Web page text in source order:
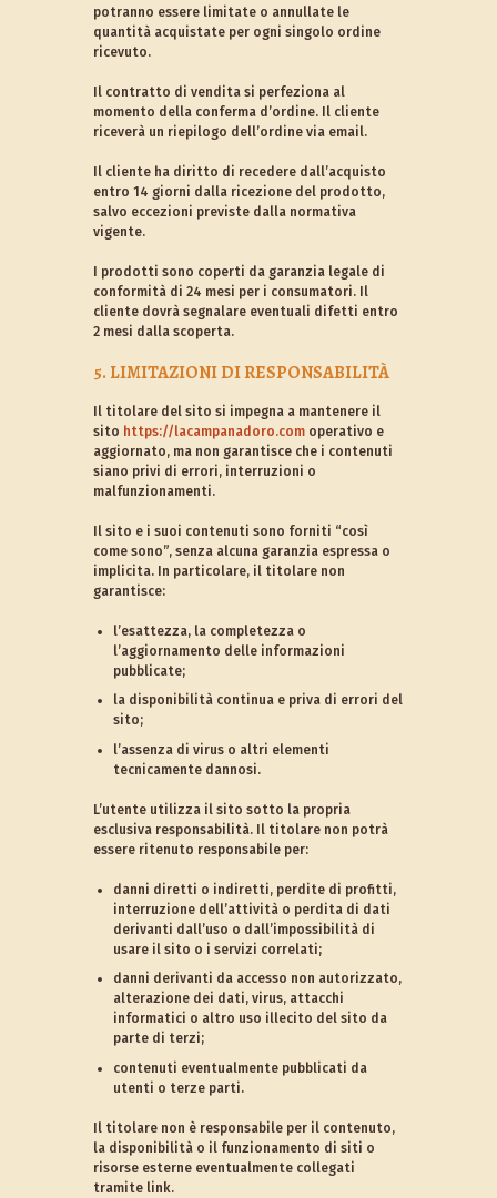
potranno essere limitate o annullate le
quantità acquistate per ogni singolo ordine
ricevuto.
Il contratto di vendita si perfeziona al
momento della conferma d’ordine. Il cliente
riceverà un riepilogo dell’ordine via email.
Il cliente ha diritto di recedere dall’acquisto
entro 14 giorni dalla ricezione del prodotto,
salvo eccezioni previste dalla normativa
vigente.
I prodotti sono coperti da garanzia legale di
conformità di 24 mesi per i consumatori. Il
cliente dovrà segnalare eventuali difetti entro
2 mesi dalla scoperta.
5. LIMITAZIONI DI RESPONSABILITÀ
Il titolare del sito si impegna a mantenere il
sito https://lacampanadoro.com operativo e
aggiornato, ma non garantisce che i contenuti
siano privi di errori, interruzioni o
malfunzionamenti.
Il sito e i suoi contenuti sono forniti “così
come sono”, senza alcuna garanzia espressa o
implicita. In particolare, il titolare non
garantisce:
l’esattezza, la completezza o
l’aggiornamento delle informazioni
pubblicate;
la disponibilità continua e priva di errori del
sito;
l’assenza di virus o altri elementi
tecnicamente dannosi.
L’utente utilizza il sito sotto la propria
esclusiva responsabilità. Il titolare non potrà
essere ritenuto responsabile per:
danni diretti o indiretti, perdite di profitti,
interruzione dell’attività o perdita di dati
derivanti dall’uso o dall’impossibilità di
usare il sito o i servizi correlati;
danni derivanti da accesso non autorizzato,
alterazione dei dati, virus, attacchi
informatici o altro uso illecito del sito da
parte di terzi;
contenuti eventualmente pubblicati da
utenti o terze parti.
Il titolare non è responsabile per il contenuto,
la disponibilità o il funzionamento di siti o
risorse esterne eventualmente collegati
tramite link.